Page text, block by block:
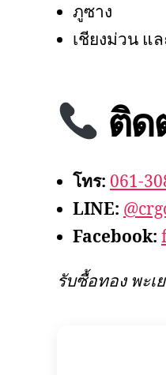
ภูซาง
เชียงม่วน แ
ติด
โทร: 061-
LINE:
Facebook:
รับซื้อทอง พะเ